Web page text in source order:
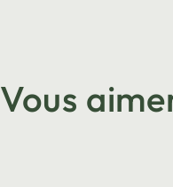
Vous